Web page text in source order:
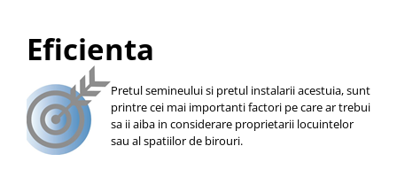
Eficienta
Pretul semineului si pretul instalarii acestuia, sunt
printre cei mai importanti factori pe care ar trebui
sa ii aiba in considerare proprietarii locuintelor
sau al spatiilor de birouri.